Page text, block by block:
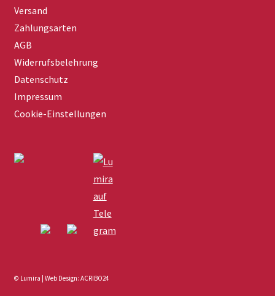
Versand
Zahlungsarten
AGB
Widerrufsbelehrung
Datenschutz
Impressum
Cookie-Einstellungen
© Lumira | Web Design: ACRIBO24